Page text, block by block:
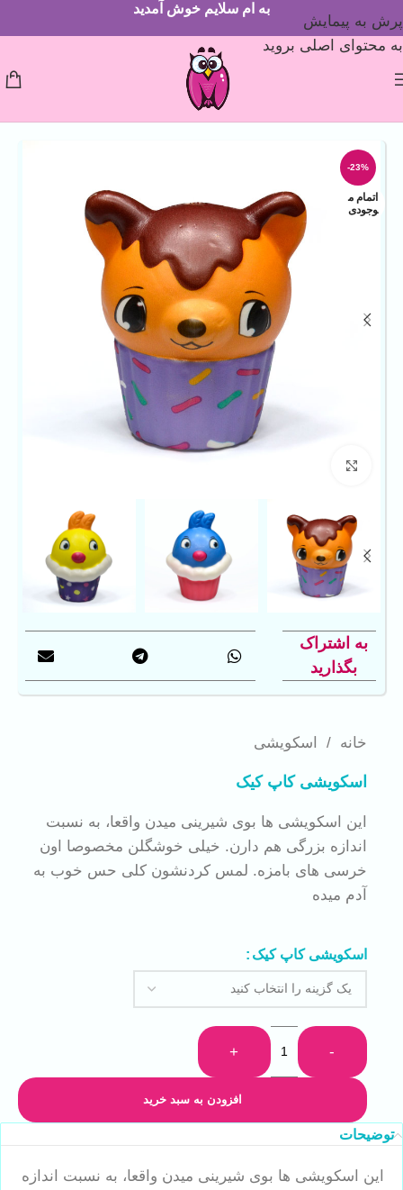
پرش به پیمایش
به محتوای اصلی بروید
به ام سلایم خوش آمدید
خانه / اسکویشی
اسکویشی کاپ کیک
این اسکویشی ها بوی شیرینی میدن واقعا، به نسبت
اندازه بزرگی هم دارن. خیلی خوشگلن مخصوصا اون
خرسی های بامزه. لمس کردنشون کلی حس خوب به
آدم میده
اسکویشی کاپ کیک
-
+
افزودن به سبد خرید
-23%
اتمام م
وجودی
به اشتراک
بگذارید
توضیحات
این اسکویشی ها بوی شیرینی میدن واقعا، به نسبت اندازه